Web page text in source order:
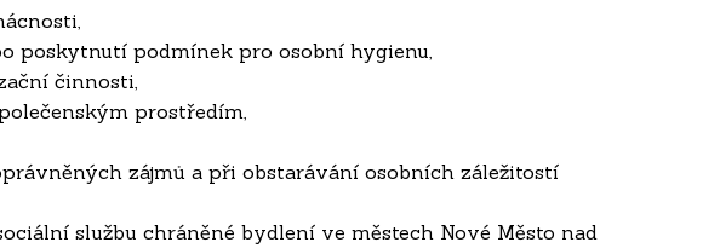
poskytnutí podmínek pro osobní hygienu,
činnosti,
prostředím,
zájmů a při obstarávání osobních záležitostí
službu chráněné bydlení ve městech Nové Město nad